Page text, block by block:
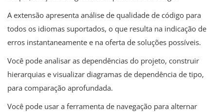
A extensão apresenta análise de qualidade de código para
todos os idiomas suportados, o que resulta na indicação de
erros instantaneamente e na oferta de soluções possíveis.
Você pode analisar as dependências do projeto, construir
hierarquias e visualizar diagramas de dependência de tipo,
para comparação aprofundada.
Você pode usar a ferramenta de navegação para alternar